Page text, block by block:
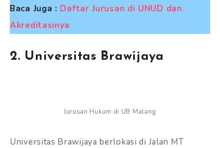
Baca Juga : Daftar Jurusan di UNUD dan
Akreditasinya
2. Universitas Brawijaya
Jurusan Hukum di UB Malang
Universitas Brawijaya berlokasi di Jalan MT